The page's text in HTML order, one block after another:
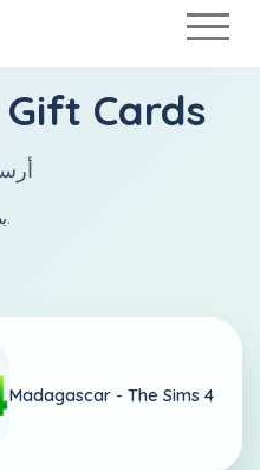
Cards
Madagascar - The Sims 4